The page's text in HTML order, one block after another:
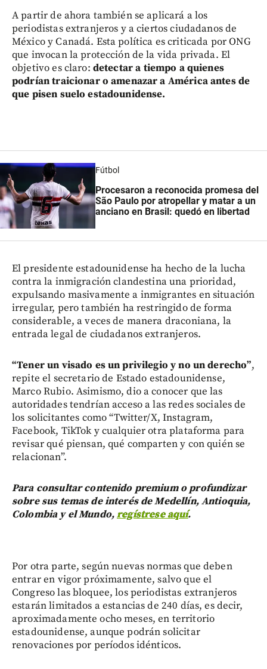
A partir de ahora también se aplicará a los
periodistas extranjeros y a ciertos ciudadanos de
México y Canadá. Esta política es criticada por ONG
que invocan la protección de la vida privada. El
objetivo es claro: detectar a tiempo a quienes
podrían traicionar o amenazar a América antes de
que pisen suelo estadounidense.
Fútbol
Procesaron a reconocida promesa del
São Paulo por atropellar y matar a un
anciano en Brasil: quedó en libertad
El presidente estadounidense ha hecho de la lucha
contra la inmigración clandestina una prioridad,
expulsando masivamente a inmigrantes en situación
irregular, pero también ha restringido de forma
considerable, a veces de manera draconiana, la
entrada legal de ciudadanos extranjeros.
“Tener un visado es un privilegio y no un derecho”,
repite el secretario de Estado estadounidense,
Marco Rubio. Asimismo, dio a conocer que las
autoridades tendrían acceso a las redes sociales de
los solicitantes como “Twitter/X, Instagram,
Facebook, TikTok y cualquier otra plataforma para
revisar qué piensan, qué comparten y con quién se
relacionan”.
Para consultar contenido premium o profundizar
sobre sus temas de interés de Medellín, Antioquia,
Colombia y el Mundo,regístrese aquí.
Por otra parte, según nuevas normas que deben
entrar en vigor próximamente, salvo que el
Congreso las bloquee, los periodistas extranjeros
estarán limitados a estancias de 240 días, es decir,
aproximadamente ocho meses, en territorio
estadounidense, aunque podrán solicitar
renovaciones por períodos idénticos.